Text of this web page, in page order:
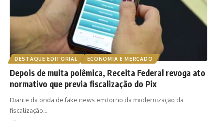
DESTAQUE EDITORIAL ECONOMIA E MERCADO
Depois de muita polêmica, Receita Federal revoga ato
normativo que previa fiscalização do Pix
Diante da onda de fake news em torno da modernização da
fiscalização…